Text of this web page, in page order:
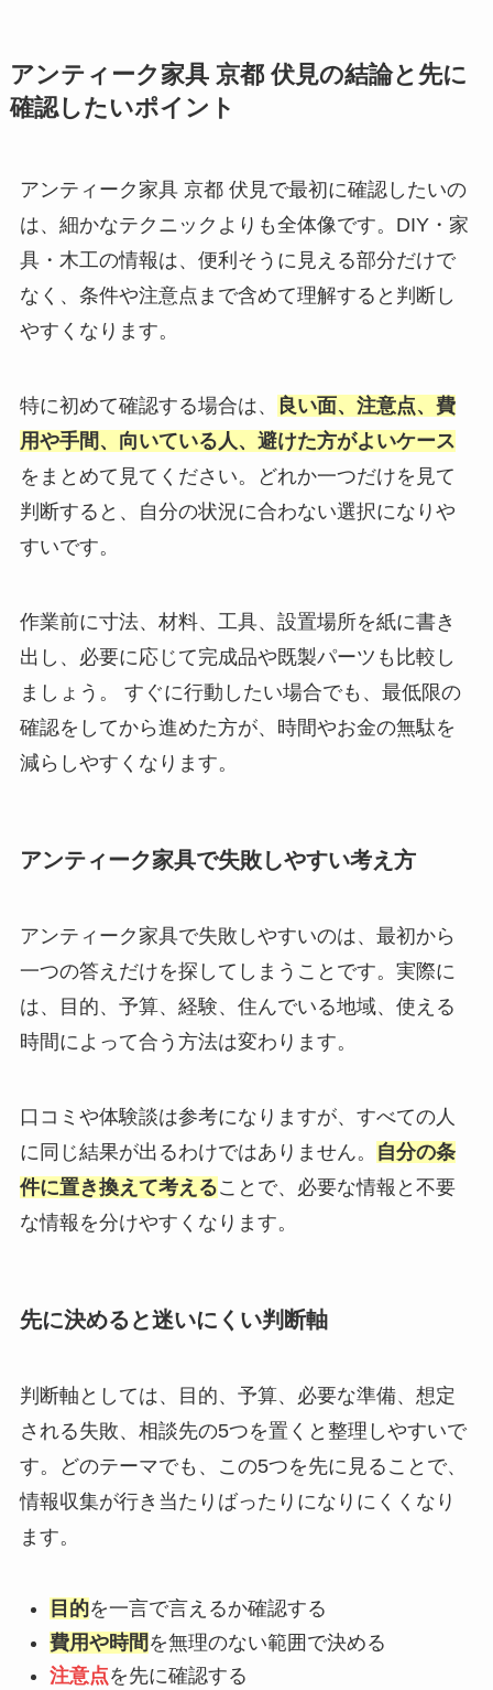
アンティーク家具 京都 伏見の結論と先に
確認したいポイント
アンティーク家具 京都 伏見で最初に確認したいの
は、細かなテクニックよりも全体像です。DIY・家
具・木工の情報は、便利そうに見える部分だけで
なく、条件や注意点まで含めて理解すると判断し
やすくなります。
特に初めて確認する場合は、
良い面、注意点、費
用や手間、向いている人、避けた方がよいケース
をまとめて見てください。どれか一つだけを見て
判断すると、自分の状況に合わない選択になりや
すいです。
作業前に寸法、材料、工具、設置場所を紙に書き
出し、必要に応じて完成品や既製パーツも比較し
ましょう。 すぐに行動したい場合でも、最低限の
確認をしてから進めた方が、時間やお金の無駄を
減らしやすくなります。
アンティーク家具で失敗しやすい考え方
アンティーク家具で失敗しやすいのは、最初から
一つの答えだけを探してしまうことです。実際に
は、目的、予算、経験、住んでいる地域、使える
時間によって合う方法は変わります。
口コミや体験談は参考になりますが、すべての人
に同じ結果が出るわけではありません。
自分の条
件に置き換えて考えることで、必要な情報と不要
な情報を分けやすくなります。
先に決めると迷いにくい判断軸
判断軸としては、目的、予算、必要な準備、想定
される失敗、相談先の5つを置くと整理しやすいで
す。どのテーマでも、この5つを先に見ることで、
情報収集が行き当たりばったりになりにくくなり
ます。
目的を一言で言えるか確認する
費用や時間 を無理のない範囲で決める
注意点を先に確認する